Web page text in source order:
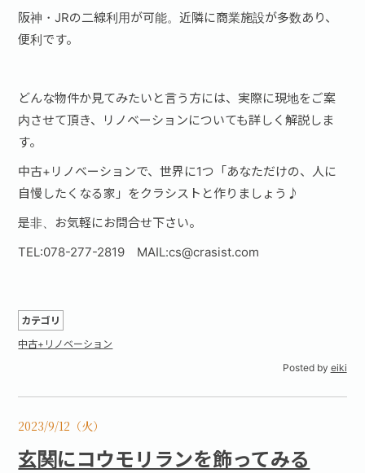
阪神・JRの二線利用が可能。近隣に商業施設が多数あり、
便利です。
どんな物件か見てみたいと言う方には、実際に現地をご案
内させて頂き、リノベーションについても詳しく解説しま
す。
中古+リノベーションで、世界に1つ「あなただけの、人に
自慢したくなる家」をクラシストと作りましょう♪
是非、お気軽にお問合せ下さい。
TEL:078-277-2819 MAIL:cs@crasist.com
カテゴリ
中古+リノベーション
Posted by eiki
2023/9/12（火）
玄関にコウモリランを飾ってみる